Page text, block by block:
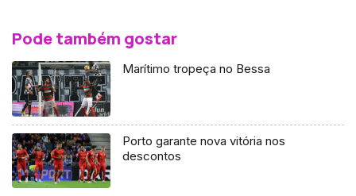
Pode também gostar
Marítimo tropeça no Bessa
Porto garante nova vitória nos
descontos